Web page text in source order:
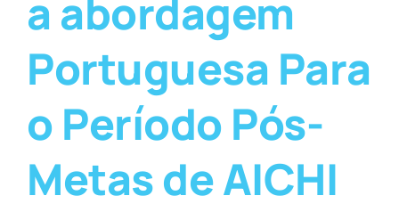
a abordagem
Portuguesa Para
o Período Pós-
Metas de AICHI